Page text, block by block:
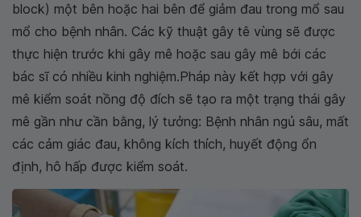
block) một bên hoặc hai bên để giảm đau trong mổ sau
mổ cho bệnh nhân. Các kỹ thuật gây tê vùng sẽ được
thực hiện trước khi gây mê hoặc sau gây mê bới các
bác sĩ có nhiều kinh nghiệm.Pháp này kết hợp với gây
mê kiểm soát nồng độ đích sẽ tạo ra một trạng thái gây
mê gần như cần bằng, lý tưởng: Bệnh nhân ngủ sâu, mất
các cảm giác đau, không kích thích, huyết động ổn
định, hô hấp được kiểm soát.